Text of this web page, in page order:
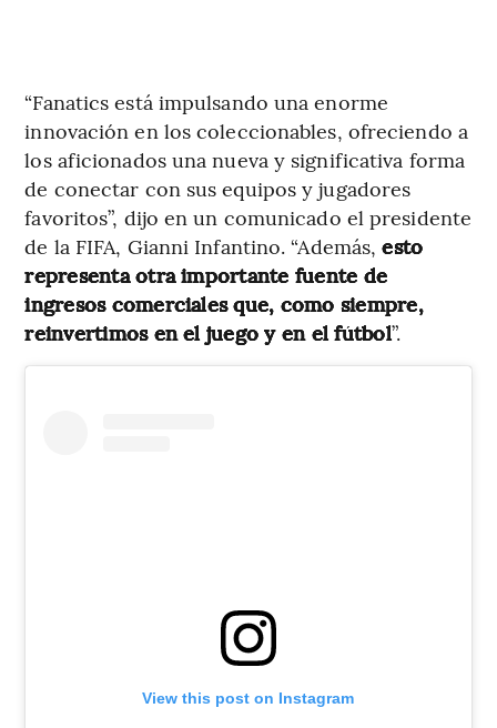
“Fanatics está impulsando una enorme
innovación en los coleccionables, ofreciendo a
los aficionados una nueva y significativa forma
de conectar con sus equipos y jugadores
favoritos”, dijo en un comunicado el presidente
de la FIFA, Gianni Infantino. “Además,esto
representa otra importante fuente de
ingresos comerciales que, como siempre,
reinvertimos en el juego y en el fútbol”.
View this post on Instagram